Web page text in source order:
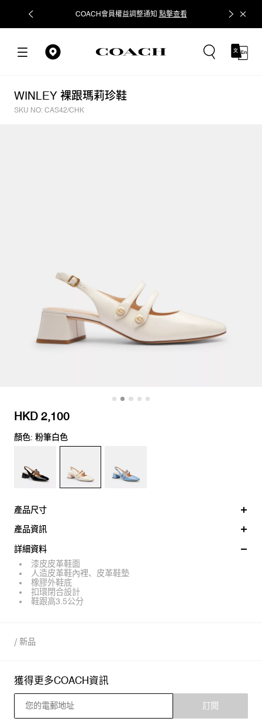
COACH會員權益調整通知 點擊查看 立即追蹤
WINLEY 裸跟瑪莉珍鞋
SKU NO: CAS42/CHK
HKD 2,100
顏色: 粉筆白色
產品尺寸
產品資訊
詳細資料
漆皮皮革鞋面
人造皮革鞋內裡、皮革鞋墊
橡膠外鞋底
扣環閉合設計
鞋跟高3.5公分
/ 新品
獲得更多COACH資訊
訂閱